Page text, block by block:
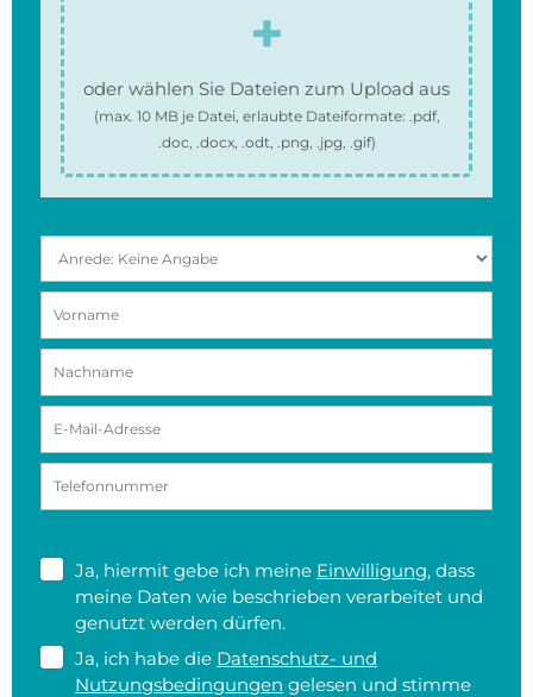
oder wählen Sie Dateien zum Upload aus
(max. 10 MBje Datei, erlaubte Dateiformate: .pdf,
.doc, .docx, .odt, .png, .jpg, .gif)
Ja, hiermit gebe ich meine Einwilligung, dass
meine Daten wie beschrieben verarbeitet und
genutzt werden dürfen.
Ja, ich habe die Datenschutz- und
Nutzungsbedingungen gelesen und stimme